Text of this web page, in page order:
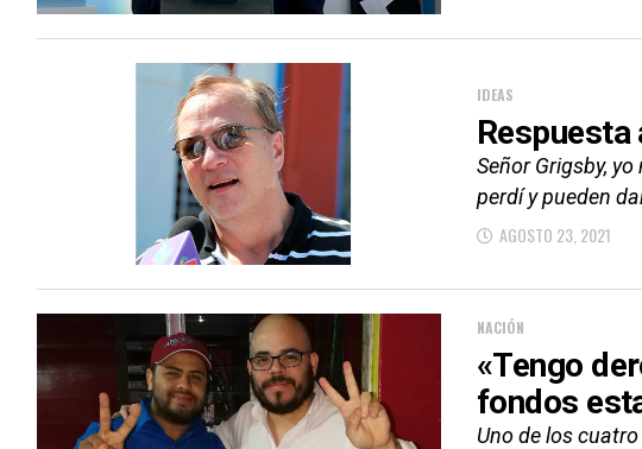
IDEAS
Señor Grigsby,
perdí y pueden
AGOSTO 23, 2021
NACIÓN
«Tengo
fondos
Uno de los